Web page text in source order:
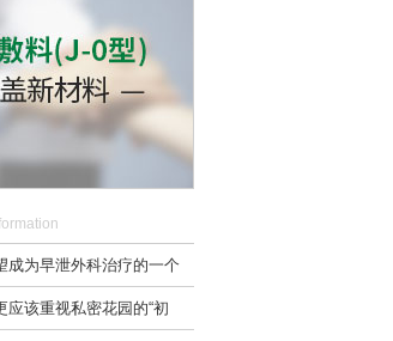
成为早泄外科治疗的一个
应该重视私密花园的“初